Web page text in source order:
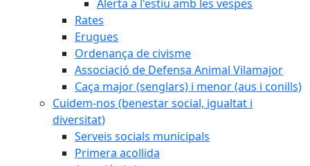
Alerta a l'estiu amb les vespes
Rates
Erugues
Ordenança de civisme
Associació de Defensa Animal Vilamajor
Caça major (senglars) i menor (aus i conills)
Cuidem-nos (benestar social, igualtat i
diversitat)
Serveis socials municipals
Primera acollida